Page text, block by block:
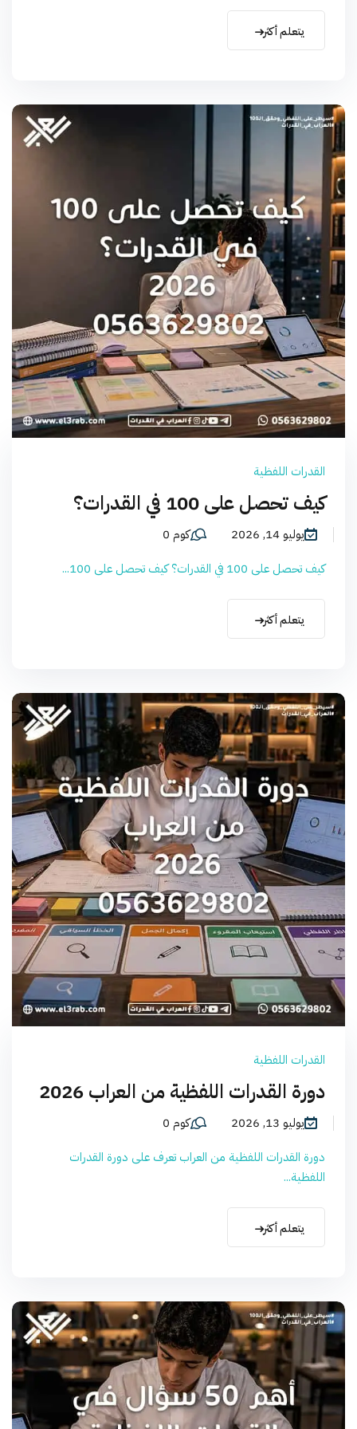
يتعلم أكثر
القدرات اللفظية
كيف تحصل على 100 في القدرات؟
يوليو 14, 2026
كوم 0
كيف تحصل على 100 في القدرات؟ كيف تحصل على 100...
يتعلم أكثر
القدرات اللفظية
دورة القدرات اللفظية من العراب 2026
يوليو 13, 2026
كوم 0
دورة القدرات اللفظية من العراب تعرف على دورة القدرات
اللفظية...
يتعلم أكثر